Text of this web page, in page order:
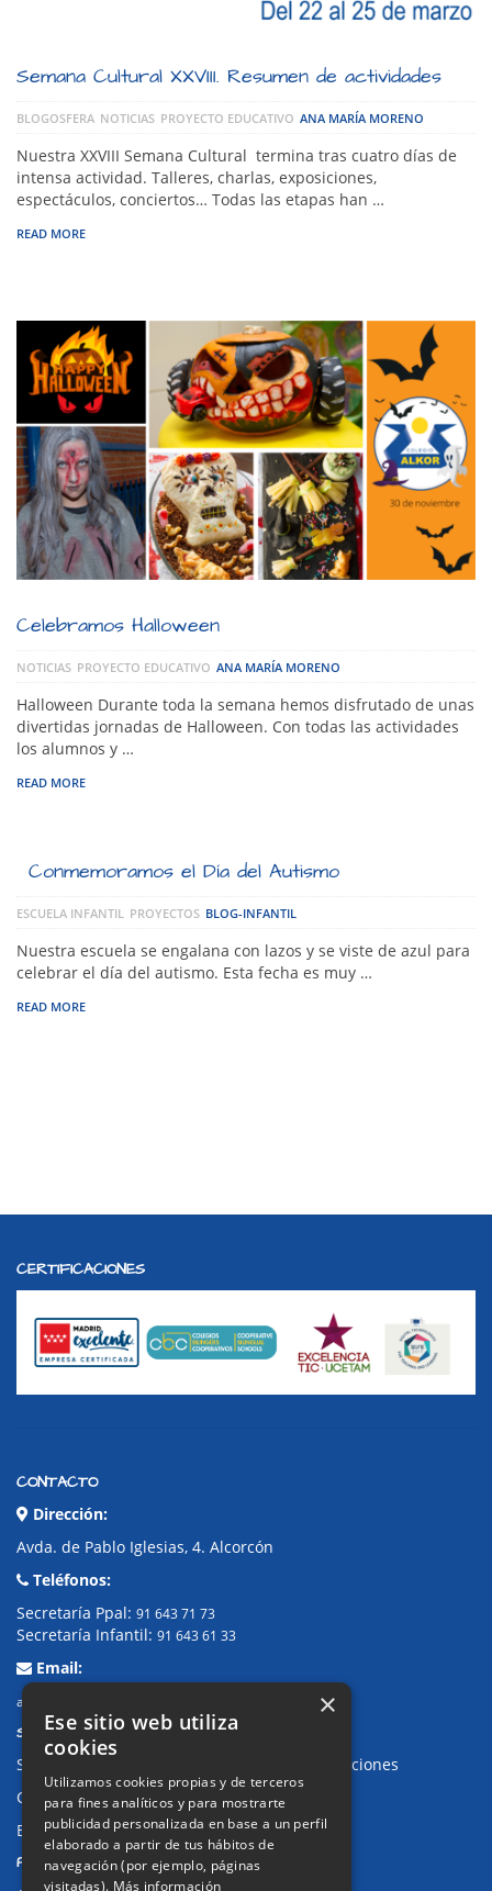
Semana Cultural XXVIII. Resumen de actividades
BLOGOSFERA NOTICIAS PROYECTO EDUCATIVO ANA MARÍA MORENO
Nuestra XXVIII Semana Cultural termina tras cuatro días de
intensa actividad. Talleres, charlas, exposiciones,
espectáculos, conciertos… Todas las etapas han …
READ MORE
Celebramos Halloween
NOTICIAS PROYECTO EDUCATIVO ANA MARÍA MORENO
Halloween Durante toda la semana hemos disfrutado de unas
divertidas jornadas de Halloween. Con todas las actividades
los alumnos y …
READ MORE
Conmemoramos el Día del Autismo
ESCUELA INFANTIL PROYECTOS BLOG-INFANTIL
Nuestra escuela se engalana con lazos y se viste de azul para
celebrar el día del autismo. Esta fecha es muy …
READ MORE
CERTIFICACIONES
CONTACTO
Dirección:
Avda. de Pablo Iglesias, 4. Alcorcón
Teléfonos:
Secretaría Ppal: 91 643 71 73
Secretaría Infantil: 91 643 61 33
Email:
alkor@colegioalkor.com
SUGERENCIAS Y CANAL DE DENUNCIAS
Sugerencias, Quejas, Reclamaciones y Felicitaciones
Canal de denuncias
Buzón denuncia drogas CM
PRIVACIDAD
×
Ese sitio web utiliza
cookies
Utilizamos cookies propias y de terceros
para fines analíticos y para mostrarte
publicidad personalizada en base a un perfil
elaborado a partir de tus hábitos de
navegación (por ejemplo, páginas
visitadas). Más información